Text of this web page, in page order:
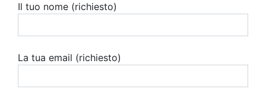
Il tuo nome (richiesto)
La tua email (richiesto)